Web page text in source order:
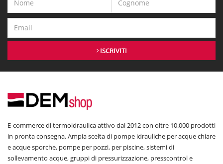
ISCRIVITI
E-commerce di termoidraulica attivo dal 2012 con oltre 10.000 prodotti
in pronta consegna. Ampia scelta di pompe idrauliche per acque chiare
e acque sporche, pompe per pozzi, per piscine, sistemi di
sollevamento acque, gruppi di pressurizzazione, presscontrol e